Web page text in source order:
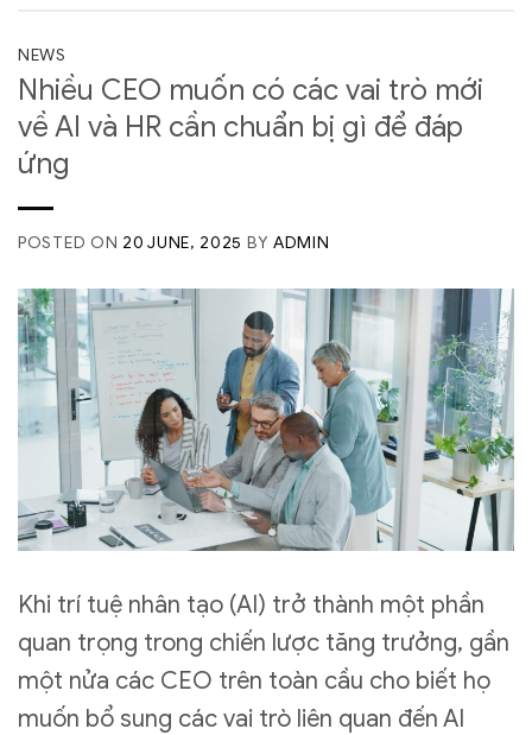
NEWS
Nhiều CEO muốn có các vai trò mới
về AI và HR cần chuẩn bị gì để đáp
ứng
POSTED ON 20 JUNE, 2025 BY ADMIN
Khi trí tuệ nhân tạo (AI) trở thành một phần
quan trọng trong chiến lược tăng trưởng, gần
một nửa các CEO trên toàn cầu cho biết họ
muốn bổ sung các vai trò liên quan đến AI